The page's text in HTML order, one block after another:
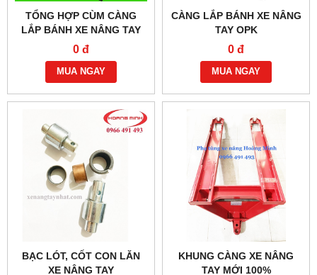
TỔNG HỢP CÙM CÀNG
LẮP BÁNH XE NÂNG TAY
CÁC LOẠI
0 đ
MUA NGAY
CÀNG LẮP BÁNH XE NÂNG
TAY OPK
0 đ
MUA NGAY
BẠC LÓT, CỐT CON LĂN
XE NÂNG TAY
KHUNG CÀNG XE NÂNG
TAY MỚI 100%